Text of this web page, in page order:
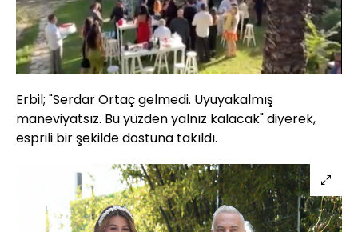
Sesi
Aç
Yüklendi:
100.00%
Oynatma
Hızı
Erbil; "Serdar Ortaç gelmedi. Uyuyakalmış
maneviyatsız. Bu yüzden yalnız kalacak" diyerek,
esprili bir şekilde dostuna takıldı.